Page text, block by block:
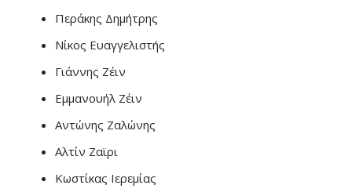
Περάκης Δημήτρης
Νίκος Ευαγγελιστής
Γιάννης Ζέιν
Εμμανουήλ Ζέιν
Αντώνης Ζαλώνης
Αλτίν Ζαϊρι
Κωστίκας Ιερεμίας